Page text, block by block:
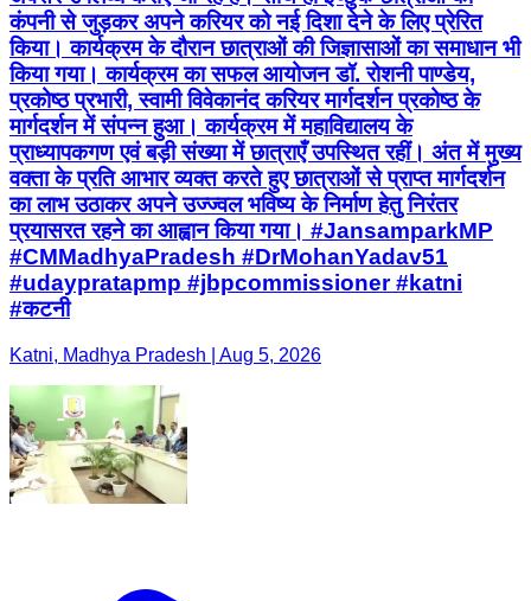
कंपनी से जुड़कर अपने करियर को नई दिशा देने के लिए प्रेरित
किया। कार्यक्रम के दौरान छात्राओं की जिज्ञासाओं का समाधान भी
किया गया। कार्यक्रम का सफल आयोजन डॉ. रोशनी पाण्डेय,
प्रकोष्ठ प्रभारी, स्वामी विवेकानंद करियर मार्गदर्शन प्रकोष्ठ के
मार्गदर्शन में संपन्न हुआ। कार्यक्रम में महाविद्यालय के
प्राध्यापकगण एवं बड़ी संख्या में छात्राएँ उपस्थित रहीं। अंत में मुख्य
वक्ता के प्रति आभार व्यक्त करते हुए छात्राओं से प्राप्त मार्गदर्शन
का लाभ उठाकर अपने उज्ज्वल भविष्य के निर्माण हेतु निरंतर
प्रयासरत रहने का आह्वान किया गया। #JansamparkMP
#CMMadhyaPradesh #DrMohanYadav51
#udaypratapmp #jbpcommissioner #katni
#कटनी
Katni, Madhya Pradesh | Aug 5, 2026